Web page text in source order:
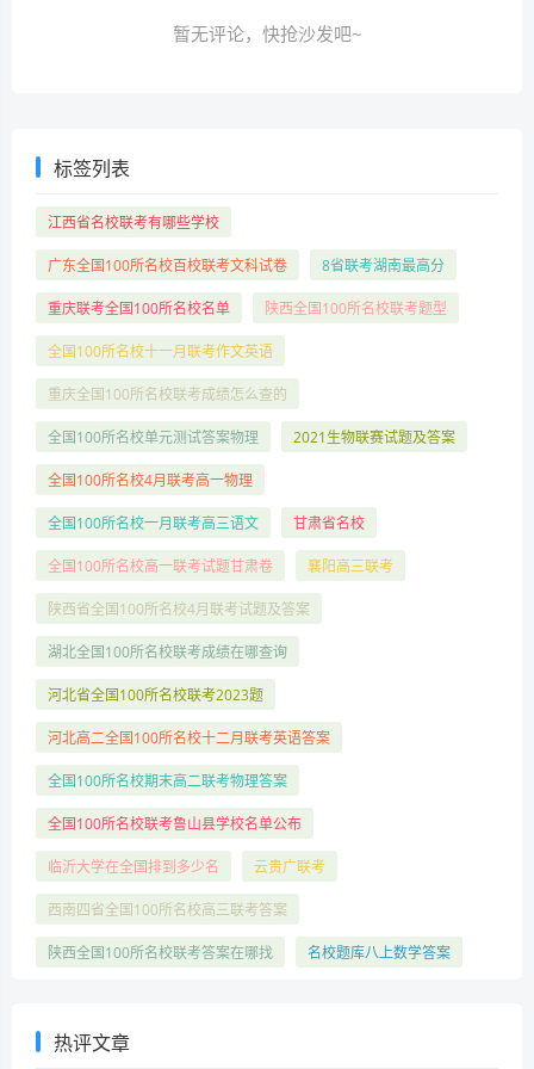
暂无评论，快抢沙发吧~
标签列表
江西省名校联考有哪些学校
广东全国100所名校百校联考文科试卷 8省联考湖南最高分
重庆联考全国100所名校名单 陕西全国100所名校联考题型
全国100所名校十一月联考作文英语
重庆全国100所名校联考成绩怎么查的
全国100所名校单元测试答案物理 2021生物联赛试题及答案
全国100所名校4月联考高一物理
全国100所名校一月联考高三语文 甘肃省名校
全国100所名校高一联考试题甘肃卷 襄阳高三联考
陕西省全国100所名校4月联考试题及答案
湖北全国100所名校联考成绩在哪查询
河北省全国100所名校联考2023题
河北高二全国100所名校十二月联考英语答案
全国100所名校期末高二联考物理答案
全国100所名校联考鲁山县学校名单公布
临沂大学在全国排到多少名 云贵广联考
西南四省全国100所名校高三联考答案
陕西全国100所名校联考答案在哪找 名校题库八上数学答案
热评文章